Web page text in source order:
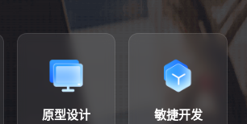
原型设计 敏捷开发